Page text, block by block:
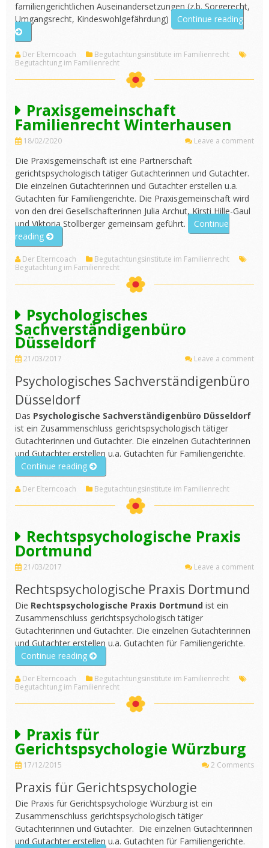
familiengerichtlichen Auseinandersetzungen (z.b. Sorgerecht,
Umgangsrecht, Kindeswohlgefährdung)
Continue reading
Alpha
Der Elterncoach
Begutachtungsinstitute im Familienrecht
Begutachtung im Familienrecht
Praxisgemeinschaft
Familienrecht Winterhausen
18/02/2020 Leave a comment
Die Praxisgemeinschaft ist eine Partnerschaft
gerichtspsychologisch tätiger Gutachterinnen und Gutachter.
Die einzelnen Gutachterinnen und Gutachter erstellen u.a.
Gutachten für Familiengerichte. Die Praxisgemeinschaft wird
von den drei Gesellschafterinnen Julia Archut, Kirsti Hille-Gaul
und Viktoria Stollberger gemeinsam geführt.
Continue
reading „Praxisgemeinschaft
Familienrecht
Winterhausen“
Der Elterncoach
Begutachtungsinstitute im Familienrecht
Begutachtung im Familienrecht
Psychologisches
Sachverständigenbüro
Düsseldorf
21/03/2017 Leave a comment
Psychologisches Sachverständigenbüro
Düsseldorf
Das Psychologische Sachverständigenbüro Düsseldorf
ist ein Zusammenschluss gerichtspsychologisch tätiger
Gutachterinnen und Gutachter. Die einzelnen Gutachterinnen
und Gutachter erstellen u.a. Gutachten für Familiengerichte.
Continue reading „Psychologisches
Sachverständigenbüro
Düsseldorf“
Der Elterncoach Begutachtungsinstitute im Familienrecht
Rechtspsychologische Praxis
Dortmund
21/03/2017 Leave a comment
Rechtspsychologische Praxis Dortmund
Die Rechtspsychologische Praxis Dortmund ist ein
Zusammenschluss gerichtspsychologisch tätiger
Gutachterinnen und Gutachter. Die einzelnen Gutachterinnen
und Gutachter erstellen u.a. Gutachten für Familiengerichte.
Continue reading „Rechtspsychologische
Praxis
Dortmund“
Der Elterncoach
Begutachtungsinstitute im Familienrecht
Begutachtung im Familienrecht
Praxis für
Gerichtspsychologie Würzburg
17/12/2015 2 Comments
Praxis für Gerichtspsychologie
Die Praxis für Gerichtspsychologie Würzburg ist ein
Zusammenschluss gerichtspsychologisch tätiger
Gutachterinnen und Gutachter. Die einzelnen Gutachterinnen
und Gutachter erstellen u.a. Gutachten für Familiengerichte.